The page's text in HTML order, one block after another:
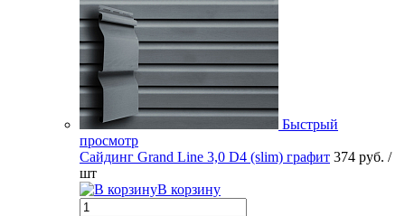
Быстрый
просмотр
Сайдинг Grand Line 3,0 D4 (slim) графит 374 руб. /
шт
В корзину